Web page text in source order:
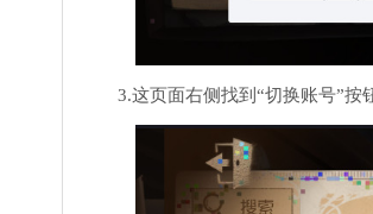
3.这页面右侧找到“切换账号”按